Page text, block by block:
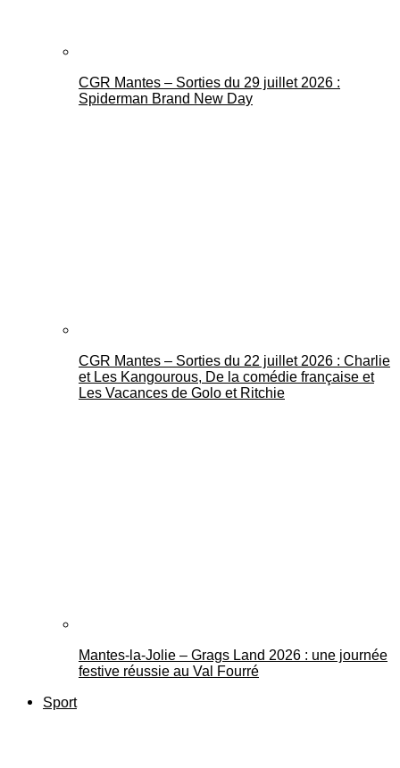
CGR Mantes – Sorties du 29 juillet 2026 :
Spiderman Brand New Day
CGR Mantes – Sorties du 22 juillet 2026 : Charlie
et Les Kangourous, De la comédie française et
Les Vacances de Golo et Ritchie
Mantes-la-Jolie – Grags Land 2026 : une journée
festive réussie au Val Fourré
Sport